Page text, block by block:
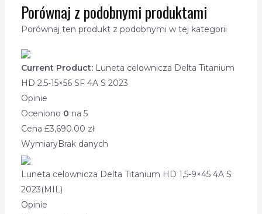
Porównaj z podobnymi produktami
Porównaj ten produkt z podobnymi w tej kategorii
Current Product: Luneta celownicza Delta Titanium
HD 2,5-15×56 SF 4A S 2023
Opinie
Oceniono 0 na 5
Cena £3,690.00 zł
WymiaryBrak danych
Luneta celownicza Delta Titanium HD 1,5-9×45 4A S
2023(MIL)
Opinie